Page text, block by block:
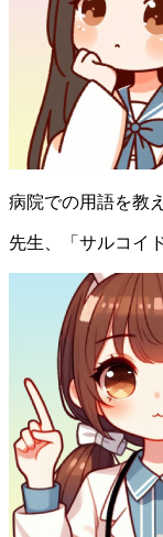
病院での用語を教
先生、「サルコイ